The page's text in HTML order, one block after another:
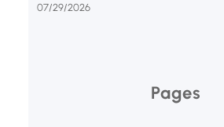
07/29/2026
Pages